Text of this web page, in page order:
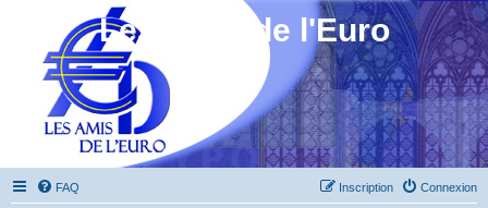
Les Amis de l'Euro
FAQ Connexion
Inscription